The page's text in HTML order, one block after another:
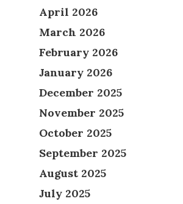
April 2026
March 2026
February 2026
January 2026
December 2025
November 2025
October 2025
September 2025
August 2025
July 2025